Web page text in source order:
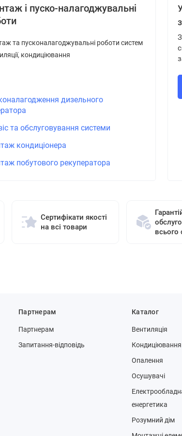
і пуско-налагоджувальні
та пусконалагоджувальні роботи систем
кондиціювання
дизельного
та обслуговування системи
кондиціонера
побутового рекуператора
Сертифікати якості
на всі товари
всього
Партнерам
Партнерам
Запитання-відповідь
Каталог
Вентиляція
Кондиціювання
Опалення
Осушувачі
енергетика
Розумний дім